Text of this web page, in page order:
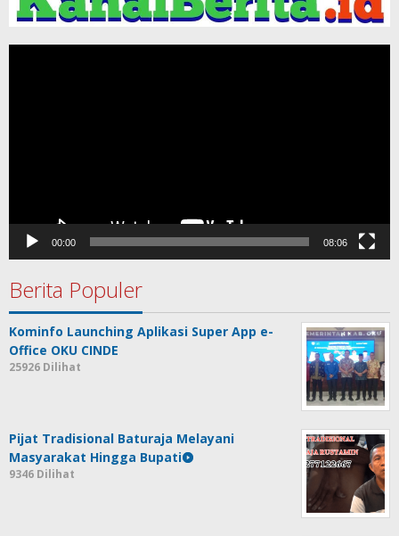
00:00 08:06
Berita Populer
Kominfo Launching Aplikasi Super App e-
Office OKU CINDE
25926 Dilihat
Pijat Tradisional Baturaja Melayani
Masyarakat Hingga Bupati
9346 Dilihat